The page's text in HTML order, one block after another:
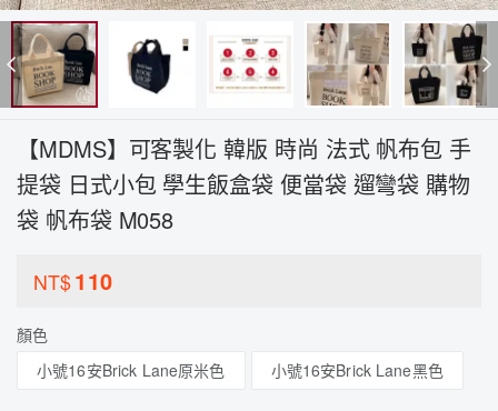
【MDMS】可客製化 韓版 時尚 法式 帆布包 手
提袋 日式小包 學生飯盒袋 便當袋 遛彎袋 購物
袋 帆布袋 M058
NT$110
顏色
小號16安Brick Lane原米色
小號16安Brick Lane黑色